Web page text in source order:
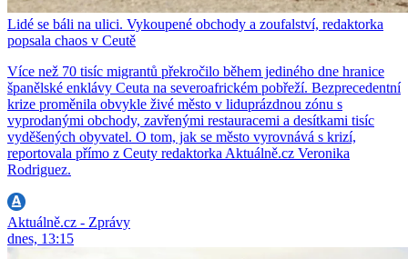
Lidé se báli na ulici. Vykoupené obchody a zoufalství, redaktorka
popsala chaos v Ceutě
Více než 70 tisíc migrantů překročilo během jediného dne hranice
španělské enklávy Ceuta na severoafrickém pobřeží. Bezprecedentní
krize proměnila obvykle živé město v liduprázdnou zónu s
vyprodanými obchody, zavřenými restauracemi a desítkami tisíc
vyděšených obyvatel. O tom, jak se město vyrovnává s krizí,
reportovala přímo z Ceuty redaktorka Aktuálně.cz Veronika
Rodriguez.
Aktuálně.cz - Zprávy
dnes, 13:15